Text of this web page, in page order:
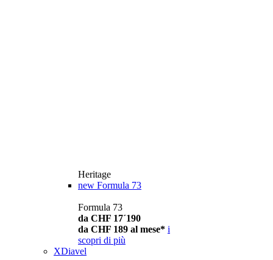
Heritage
new Formula 73
Formula 73
da CHF 17´190
da CHF 189 al mese* i
scopri di più
XDiavel